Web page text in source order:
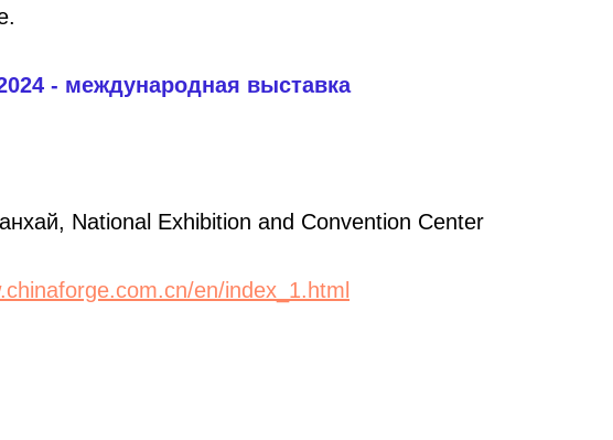
- международная выставка
National Exhibition and Convention Center
en/index_1.html